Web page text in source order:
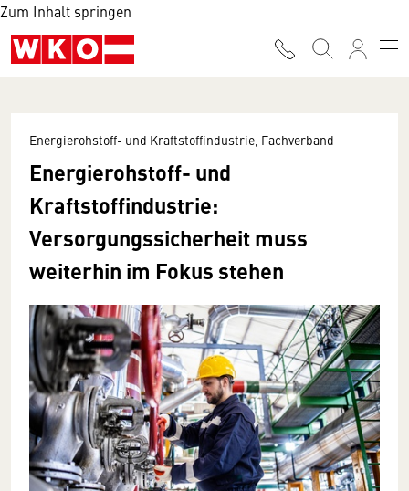
Zum Inhalt springen
Energierohstoff- und Kraftstoffindustrie, Fachverband
Energierohstoff- und
Kraftstoffindustrie:
Versorgungssicherheit muss
weiterhin im Fokus stehen